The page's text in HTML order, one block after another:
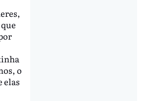
o
elas